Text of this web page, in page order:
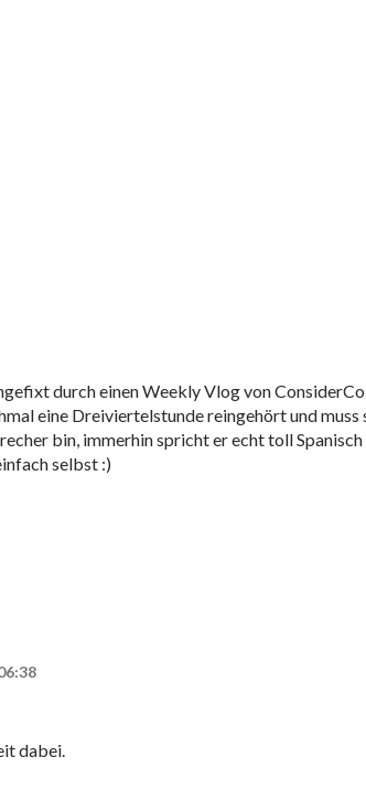
durch einen Weekly Vlog von
eine Dreiviertelstunde reingehört und muss
bin, immerhin spricht er echt toll
selbst :)
dabei.